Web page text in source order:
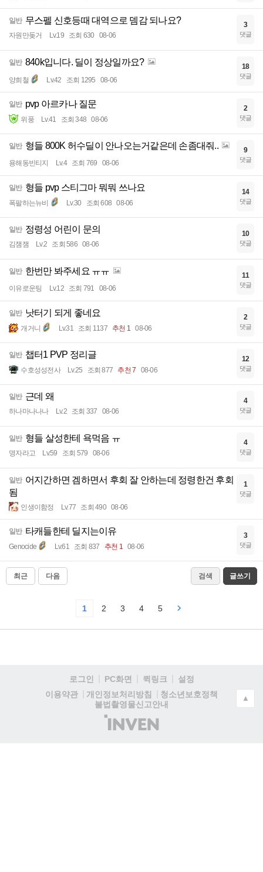
일반 무스펠 신호등때 대역으로 뎀감 되나요?
자원만돚거 Lv.19 조회 630 08-06
3
댓글
일반 840k입니다. 딜이 정상일까요?
양희철 Lv.42 조회 1295 08-06
18
댓글
일반 pvp 아르카나 질문
위풍 Lv.41 조회 348 08-06
2
댓글
일반 형들 800K 허수딜이 안나오는거같은데 손좀대줘..
용해동빈티지 Lv.4 조회 769 08-06
9
댓글
일반 형들 pvp 스티그마 뭐뭐 쓰나요
폭팔하는뉴비 Lv.30 조회 608 08-06
14
댓글
일반 정령성 어린이 문의
김잼잼 Lv.2 조회 586 08-06
10
댓글
일반 한번만 봐주세요 ㅠㅠ
이유로운팅 Lv.12 조회 791 08-06
11
댓글
일반 낫터기 되게 좋네요
개거니 Lv.31 조회 1137 추천 1 08-06
2
댓글
일반 챕터1 PVP 정리글
수호성성전사 Lv.25 조회 877 추천 7 08-06
12
댓글
일반 근데 왜
하나마나나나 Lv.2 조회 337 08-06
4
댓글
일반 형들 살성한테 욕먹음 ㅠ
명자라고 Lv.59 조회 579 08-06
4
댓글
일반 어지간하면 겜하면서 후회 잘 안하는데 정령한건 후회
됨
인생이함정 Lv.77 조회 490 08-06
1
댓글
일반 타캐들한테 딜지는이유
Genocide Lv.61 조회 837 추천 1 08-06
3
댓글
최근 다음 검색 글쓰기
1 2 3 4 5
로그인 PC화면 퀵링크
설정
이용약관
개인정보처리방침
청소년보호정책
불법촬영물신고안내
(주)
인
▲